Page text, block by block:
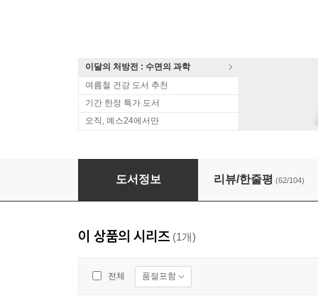
이달의 처방전 : 수면의 과학
여름철 건강 도서 추천
기간 한정 특가 도서
오직, 예스24에서만
수면 밸런스
도서정보 리뷰/한줄평 (62/104)
이 상품의 시리즈 (1개)
전체 품절포함